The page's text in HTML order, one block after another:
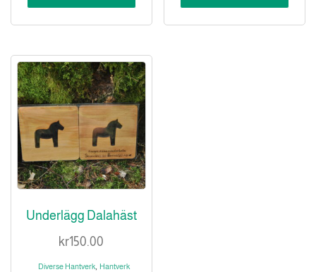
Underlägg Dalahäst
kr150.00
Diverse Hantverk Hantverk